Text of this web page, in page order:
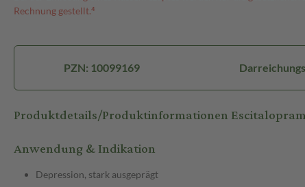
Rechnung gestellt.⁴
PZN: 10099169
Produktdetails/Produktinformationen
Anwendung & Indikation
Depression, stark ausgeprägt